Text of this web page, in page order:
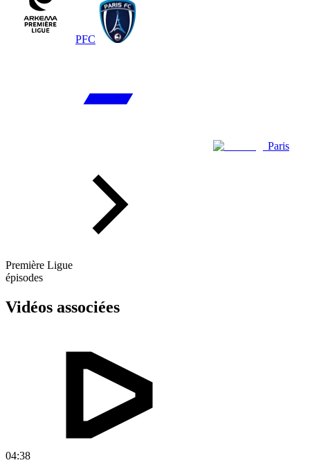
PFC
Paris
Première Ligue
épisodes
Vidéos associées
04:38